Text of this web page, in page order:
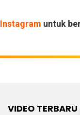
Instagram untuk
VIDEO TERBARU